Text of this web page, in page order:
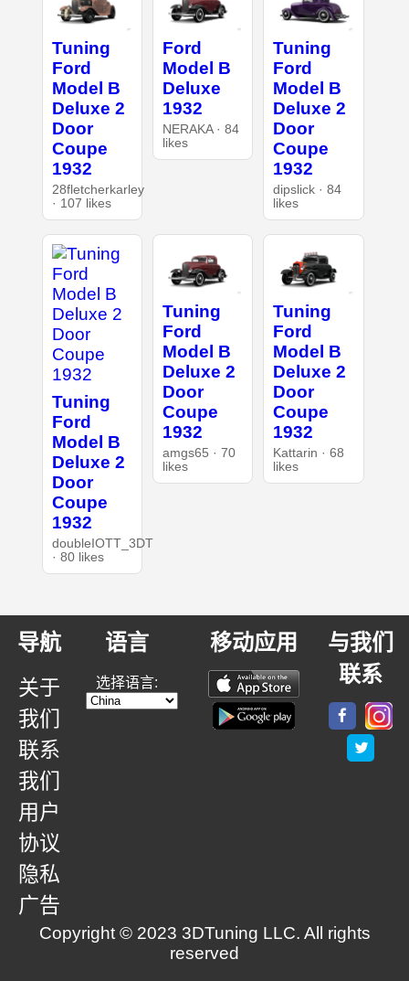
Tuning
Ford
Model B
Deluxe 2
Door
Coupe
1932
28fletcherkarley
· 107 likes
Ford
Model B
Deluxe
1932
NERAKA · 84
likes
Tuning
Ford
Model B
Deluxe 2
Door
Coupe
1932
dipslick · 84
likes
Tuning
Ford
Model B
Deluxe 2
Door
Coupe
1932
doubleIOTT_3DT
· 80 likes
Tuning
Ford
Model B
Deluxe 2
Door
Coupe
1932
amgs65 · 70
likes
Tuning
Ford
Model B
Deluxe 2
Door
Coupe
1932
Kattarin · 68
likes
导航
关于
我们
联系
我们
用户
协议
隐私
广告
语言
选择语言:
移动应用
与我们
联系
Copyright © 2023 3DTuning LLC. All rights
reserved